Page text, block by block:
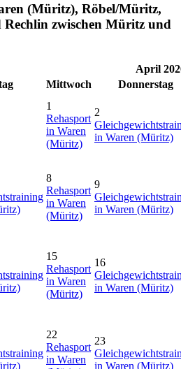
(Müritz), Röbel/Müritz,
zwischen Müritz und
April
Mittwoch
Donnerstag
1
Rehasport
in Waren
(Müritz)
2
in Waren (Müritz)
8
Rehasport
in Waren
(Müritz)
9
in Waren (Müritz)
15
Rehasport
in Waren
(Müritz)
16
in Waren (Müritz)
22
Rehasport
in Waren
23
in Waren (Müritz)